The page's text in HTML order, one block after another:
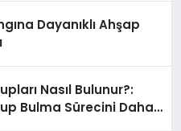
Dayanıklı Ahşap
Nasıl Bulunur?:
Bulma Sürecini Daha